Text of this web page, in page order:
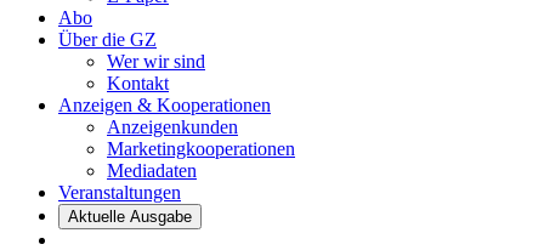
Abo
Über die GZ
Wer wir sind
Kontakt
Anzeigen & Kooperationen
Anzeigenkunden
Marketingkooperationen
Mediadaten
Veranstaltungen
Aktuelle Ausgabe